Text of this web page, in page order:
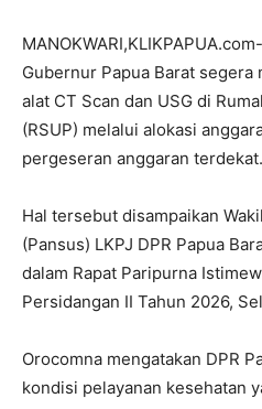
Gubernur Papua Barat
alat CT Scan dan USG di
(RSUP) melalui alokasi
pergeseran anggaran terdekat.
Hal tersebut disampaikan
(Pansus) LKPJ DPR Papua
dalam Rapat Paripurna
Persidangan II Tahun 2026,
Orocomna mengatakan DPR
kondisi pelayanan kesehatan